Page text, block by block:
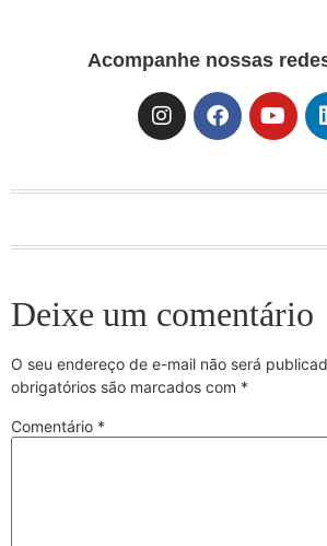
Acompanhe nossas
Deixe um comentário
O seu endereço de e-mail não será
obrigatórios são marcados com *
Comentário *